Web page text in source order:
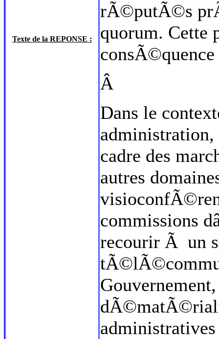
Texte de la REPONSE :
rÃ©putÃ©s
quorum.
Â
Dans le
administration,
cadre des
autres
commissions
recourir Ã un